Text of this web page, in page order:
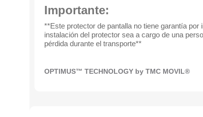
Importante:
**Este protector de pantalla no tiene garantía
instalación del protector sea a cargo de una
pérdida durante el transporte**
OPTIMUS™ TECHNOLOGY by TMC MOVIL®